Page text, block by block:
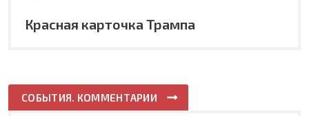
Красная карточка Трампа
СОБЫТИЯ. КОММЕНТАРИИ